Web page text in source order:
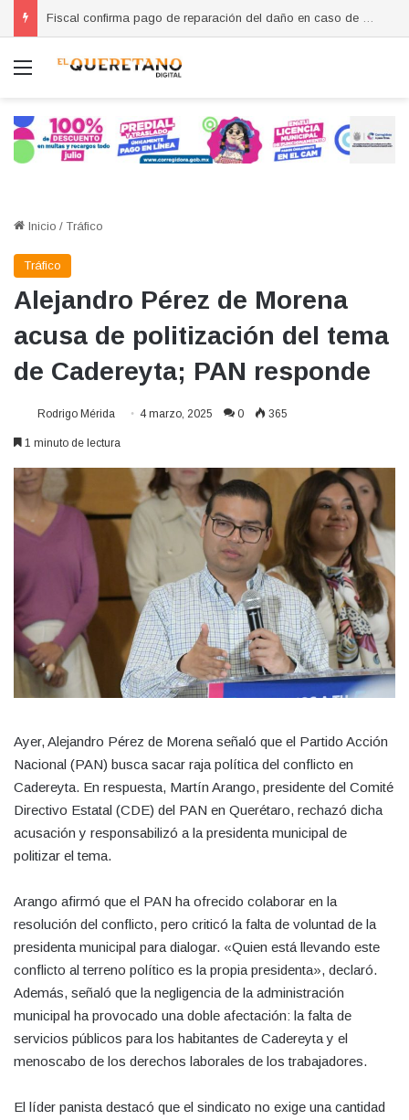
Fiscal confirma pago de reparación del daño en caso de “La Mufasa”; monto permanecerá reservado
Menú
Inicio / Tráfico
Tráfico
Alejandro Pérez de Morena
acusa de politización del tema
de Cadereyta; PAN responde
Rodrigo Mérida 4 marzo, 2025 0 365
1 minuto de lectura
Ayer, Alejandro Pérez de Morena señaló que el Partido Acción
Nacional (PAN) busca sacar raja política del conflicto en
Cadereyta. En respuesta, Martín Arango, presidente del Comité
Directivo Estatal (CDE) del PAN en Querétaro, rechazó dicha
acusación y responsabilizó a la presidenta municipal de
politizar el tema.
Arango afirmó que el PAN ha ofrecido colaborar en la
resolución del conflicto, pero criticó la falta de voluntad de la
presidenta municipal para dialogar. «Quien está llevando este
conflicto al terreno político es la propia presidenta», declaró.
Además, señaló que la negligencia de la administración
municipal ha provocado una doble afectación: la falta de
servicios públicos para los habitantes de Cadereyta y el
menoscabo de los derechos laborales de los trabajadores.
El líder panista destacó que el sindicato no exige una cantidad